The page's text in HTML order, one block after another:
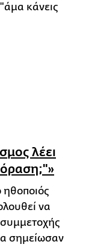
κάνεις
λέει
ηθοποιός
να
σημείωσαν